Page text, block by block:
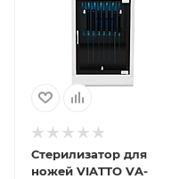
Стерилизатор для
ножей VIATTO VA-